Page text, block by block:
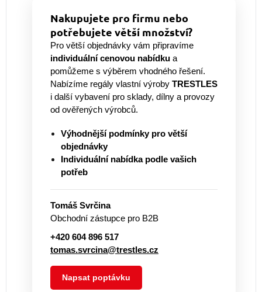
Nakupujete pro firmu nebo
potřebujete větší množství?
Pro větší objednávky vám připravíme
individuální cenovou nabídku a
pomůžeme s výběrem vhodného řešení.
Nabízíme regály vlastní výroby TRESTLES
i další vybavení pro sklady, dílny a provozy
od ověřených výrobců.
Výhodnější podmínky pro větší
objednávky
Individuální nabídka podle vašich
potřeb
Tomáš Svrčina
Obchodní zástupce pro B2B
+420 604 896 517
tomas.svrcina@trestles.cz
Napsat poptávku